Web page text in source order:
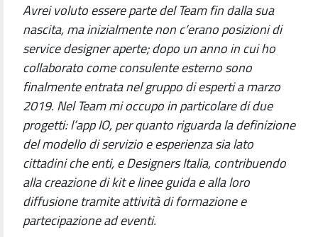
Avrei voluto essere parte del Team fin dalla sua
nascita, ma inizialmente non c’erano posizioni di
service designer aperte; dopo un anno in cui ho
collaborato come consulente esterno sono
finalmente entrata nel gruppo di esperti a marzo
2019. Nel Team mi occupo in particolare di due
progetti: l’app IO, per quanto riguarda la definizione
del modello di servizio e esperienza sia lato
cittadini che enti, e Designers Italia, contribuendo
alla creazione di kit e linee guida e alla loro
diffusione tramite attività di formazione e
partecipazione ad eventi.